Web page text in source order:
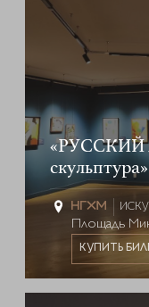
«РУССКИЙ
скульптура»
Площадь
КУПИТЬ